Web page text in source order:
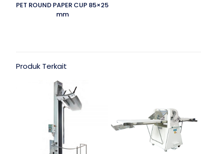
PET ROUND PAPER CUP 85×25
mm
Produk Terkait